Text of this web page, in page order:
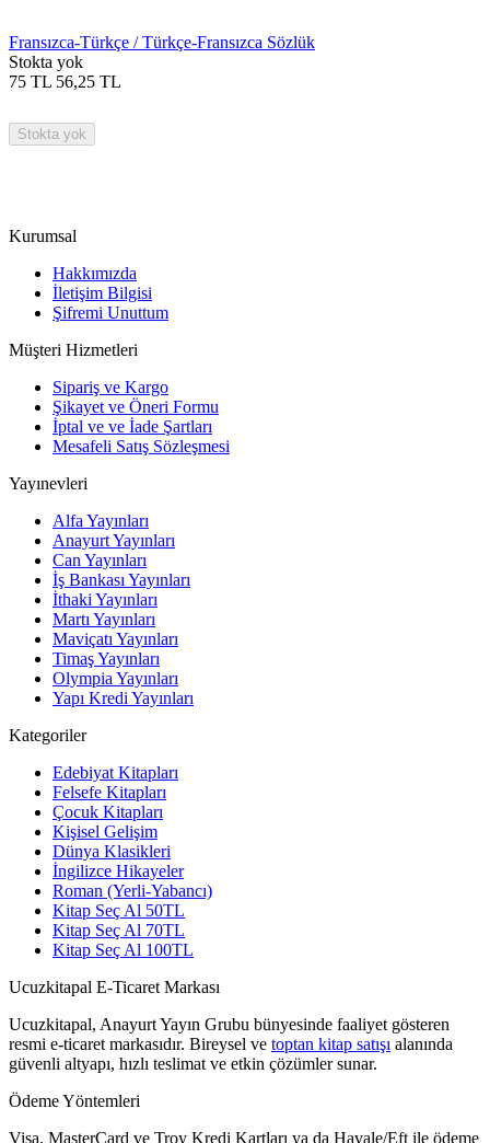
Fransızca-Türkçe / Türkçe-Fransızca Sözlük
Stokta yok
75 TL 56,25 TL
Stokta yok
Kurumsal
Hakkımızda
İletişim Bilgisi
Şifremi Unuttum
Müşteri Hizmetleri
Sipariş ve Kargo
Şikayet ve Öneri Formu
İptal ve ve İade Şartları
Mesafeli Satış Sözleşmesi
Yayınevleri
Alfa Yayınları
Anayurt Yayınları
Can Yayınları
İş Bankası Yayınları
İthaki Yayınları
Martı Yayınları
Maviçatı Yayınları
Timaş Yayınları
Olympia Yayınları
Yapı Kredi Yayınları
Kategoriler
Edebiyat Kitapları
Felsefe Kitapları
Çocuk Kitapları
Kişisel Gelişim
Dünya Klasikleri
İngilizce Hikayeler
Roman (Yerli-Yabancı)
Kitap Seç Al 50TL
Kitap Seç Al 70TL
Kitap Seç Al 100TL
Ucuzkitapal E-Ticaret Markası
Ucuzkitapal, Anayurt Yayın Grubu bünyesinde faaliyet gösteren
resmi e-ticaret markasıdır. Bireysel ve toptan kitap satışı alanında
güvenli altyapı, hızlı teslimat ve etkin çözümler sunar.
Ödeme Yöntemleri
Visa, MasterCard ve Troy Kredi Kartları ya da Havale/Eft ile ödeme